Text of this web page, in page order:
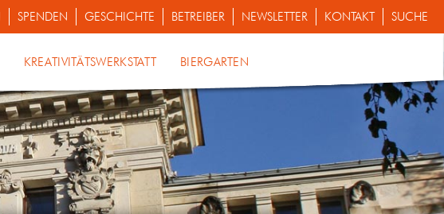
SPENDEN GESCHICHTE BETREIBER NEWSLETTER KONTAKT SUCHE
KREATIVITÄTSWERKSTATT BIERGARTEN